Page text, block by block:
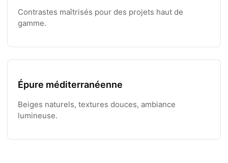
Contrastes maîtrisés pour des projets haut de
gamme.
Épure méditerranéenne
Beiges naturels, textures douces, ambiance
lumineuse.